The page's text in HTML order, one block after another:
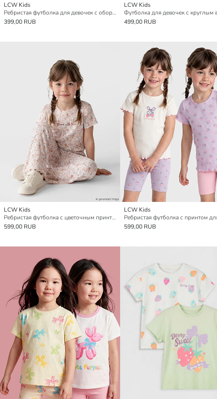
LCW Kids
Ребристая футболка для девочек с оборками
399,00 RUB
LCW Kids
499,00 RUB
LCW Kids
Ребристая футболка с цветочным принтом для девочек
599,00 RUB
LCW Kids
599,00 RUB